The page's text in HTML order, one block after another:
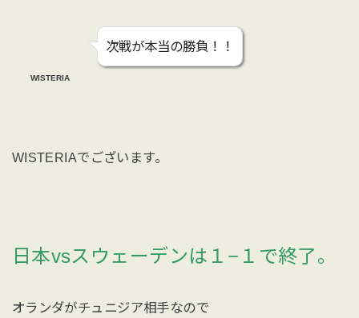
WISTERIA
次戦が本当の勝負！！
WISTERIAでございます。
日本vsスウェーデンは１−１で終了。
オランダがチュニジア相手なので